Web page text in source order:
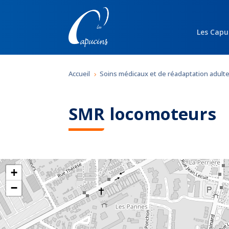
Les
Accueil 5 Soins médicaux et de réadaptation
SMR locomoteurs
+
−